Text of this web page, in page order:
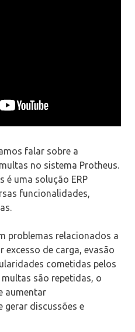
falar sobre a
no sistema Protheus.
é uma solução ERP
funcionalidades,
problemas relacionados a
de carga, evasão
cometidas pelos
são repetidas, o
aumentar
gerar discussões e